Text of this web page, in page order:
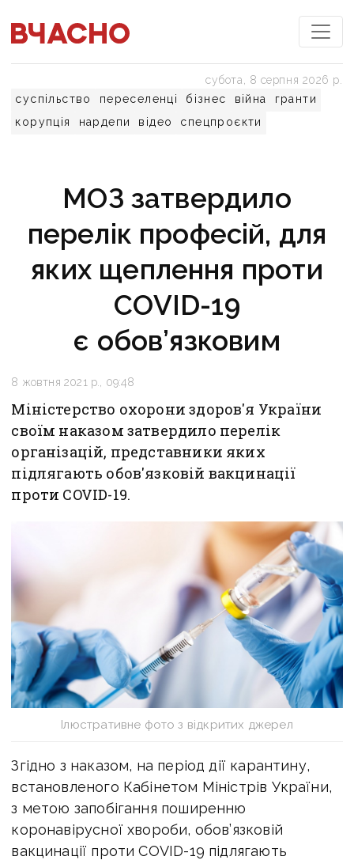
суспільство переселенці бізнес війна
гранти
корупція
нардепи відео спецпроєкти
субота, 8 серпня 2026 р.
МОЗ затвердило
перелік професій, для
яких щеплення проти
COVID-19
є обов’язковим
8 жовтня 2021 р., 09:48
Міністерство охорони здоров'я України
своїм наказом затвердило перелік
організацій, представники яких
підлягають обов'язковій вакцинації
проти COVID-19.
Ілюстративне фото з відкритих джерел
Згідно з наказом, на період дії карантину,
встановленого Кабінетом Міністрів України,
з метою запобігання поширенню
коронавірусної хвороби, обов’язковій
вакцинації проти COVID-19 підлягають